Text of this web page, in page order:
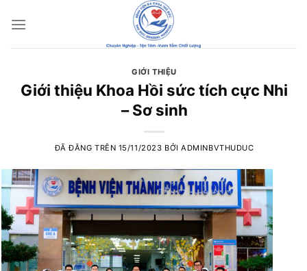
đến
GIỚI THIỆU
Giới thiệu Khoa Hồi sức tích cực Nhi
– Sơ sinh
ĐÃ ĐĂNG TRÊN 15/11/2023 BỞIADMINBVTHUDUC